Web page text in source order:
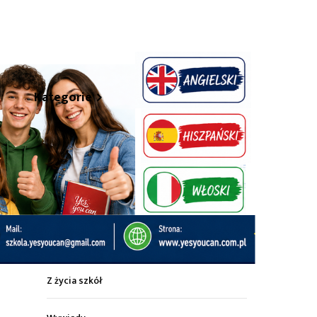
Kategorie
Z życia miasta
Sport
Kultura
Wiadomości z regionu
Z życia szkół